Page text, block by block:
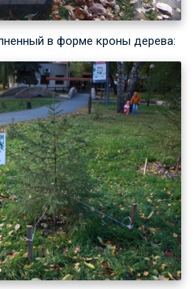
в форме кроны дерева: